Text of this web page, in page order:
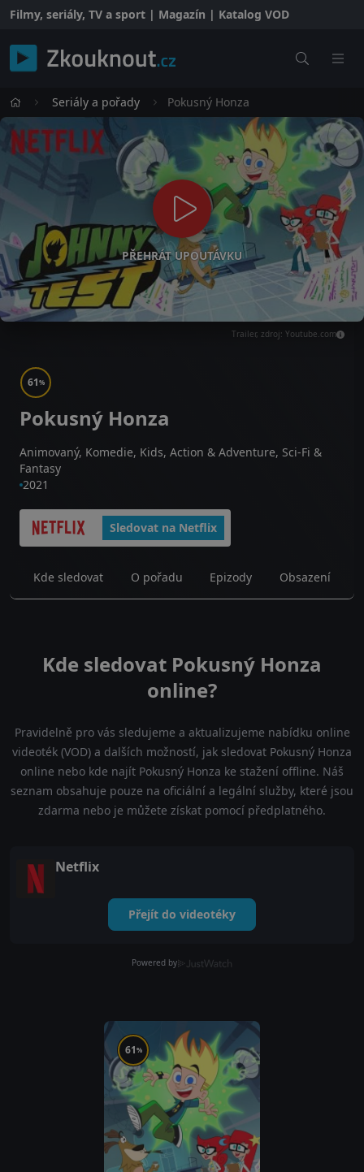
Filmy, seriály, TV a sport | Magazín | Katalog VOD
Seriály a pořady Pokusný Honza
PŘEHRÁT UPOUTÁVKU
Trailer, zdroj: Youtube.com
61%
Pokusný Honza
Animovaný, Komedie, Kids, Action & Adventure, Sci-Fi &
Fantasy
2021
Sledovat na Netflix
Kde sledovat O pořadu Epizody Obsazení
Kde sledovat Pokusný Honza
online?
Pravidelně pro vás sledujeme a aktualizujeme nabídku online
videoték (VOD) a dalších možností, jak sledovat Pokusný Honza
online nebo kde najít Pokusný Honza ke stažení offline. Náš
seznam obsahuje pouze na oficiální a legální služby, které jsou
zdarma nebo je můžete získat pomocí předplatného.
Netflix
Přejít do videotéky
Powered by
61%